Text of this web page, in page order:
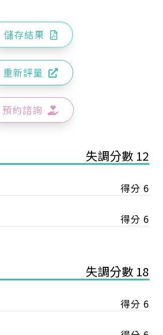
儲存結果
重新評量
預約諮詢
失調分數 12
得分 6
得分 6
失調分數 18
得分 6